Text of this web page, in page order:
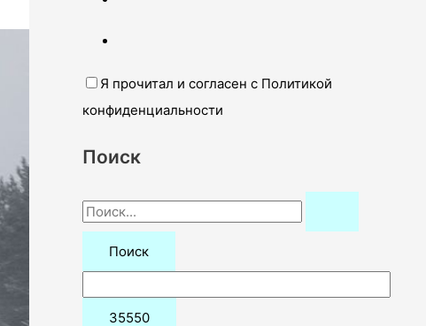
Я прочитал и согласен с Политикой
конфиденциальности
Поиск
П
о